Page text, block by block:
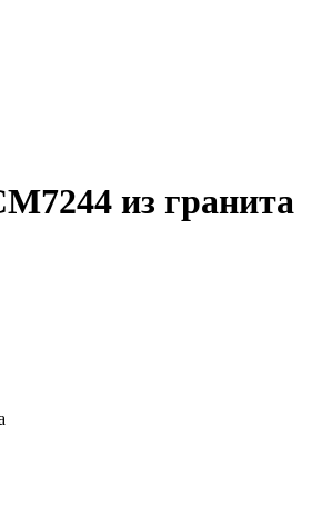
из гранита